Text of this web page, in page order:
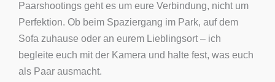
Paarshootings geht es um eure Verbindung, nicht um
Perfektion. Ob beim Spaziergang im Park, auf dem
Sofa zuhause oder an eurem Lieblingsort – ich
begleite euch mit der Kamera und halte fest, was euch
als Paar ausmacht.